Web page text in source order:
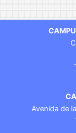
Avenida de